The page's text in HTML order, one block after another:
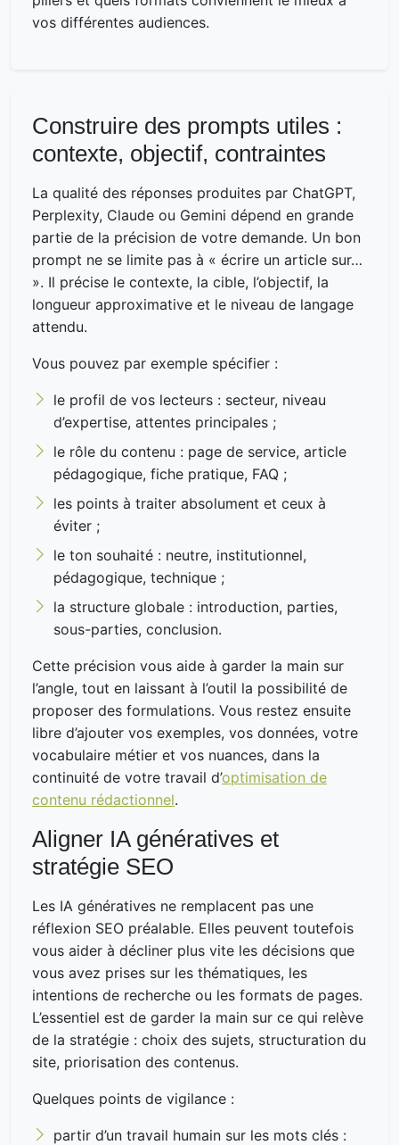
vos différentes audiences.
Construire des prompts utiles :
contexte, objectif, contraintes
La qualité des réponses produites par ChatGPT,
Perplexity, Claude ou Gemini dépend en grande
partie de la précision de votre demande. Un bon
prompt ne se limite pas à « écrire un article sur…
». Il précise le contexte, la cible, l’objectif, la
longueur approximative et le niveau de langage
attendu.
Vous pouvez par exemple spécifier :
le profil de vos lecteurs : secteur, niveau
d’expertise, attentes principales ;
le rôle du contenu : page de service, article
pédagogique, fiche pratique, FAQ ;
les points à traiter absolument et ceux à
éviter ;
le ton souhaité : neutre, institutionnel,
pédagogique, technique ;
la structure globale : introduction, parties,
sous-parties, conclusion.
Cette précision vous aide à garder la main sur
l’angle, tout en laissant à l’outil la possibilité de
proposer des formulations. Vous restez ensuite
libre d’ajouter vos exemples, vos données, votre
vocabulaire métier et vos nuances, dans la
continuité de votre travail d’optimisation de
contenu rédactionnel.
Aligner IA génératives et
stratégie SEO
Les IA génératives ne remplacent pas une
réflexion SEO préalable. Elles peuvent toutefois
vous aider à décliner plus vite les décisions que
vous avez prises sur les thématiques, les
intentions de recherche ou les formats de pages.
L’essentiel est de garder la main sur ce qui relève
de la stratégie : choix des sujets, structuration du
site, priorisation des contenus.
Quelques points de vigilance :
partir d’un travail humain sur les mots clés :